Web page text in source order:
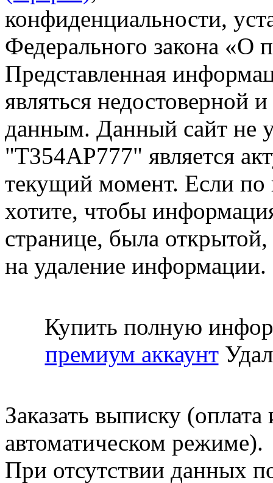
конфиденциальности,
Федерального закона «О
Представленная
являться недостоверной
данным. Данный сайт не
"Т354АР777" является
текущий момент. Если
хотите, чтобы
странице, была открытой,
на удаление информации.
Купить полную
премиум аккаунт
Заказать выписку
автоматическом режиме).
При отсутствии данных